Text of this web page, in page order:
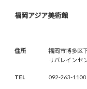
福岡アジア美術館
住所
福岡市博多区
リバレインセ
TEL 092-263-1100